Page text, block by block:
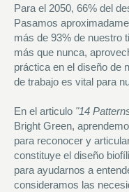
Para el 2050, 66% del
Pasamos
más de 93% de nuestro
más que nunca,
práctica en el diseño de
de trabajo es vital para
En el articulo "14
Bright Green,
para reconocer y
constituye el diseño
para ayudarnos a
consideramos las